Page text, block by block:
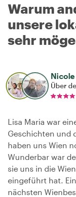
Warum
unsere
sehr
Nicole
Über
Lisa Maria war
Geschichten und
haben uns Wien
Wunderbar war
sie uns in die
eingeführt hat.
nächsten